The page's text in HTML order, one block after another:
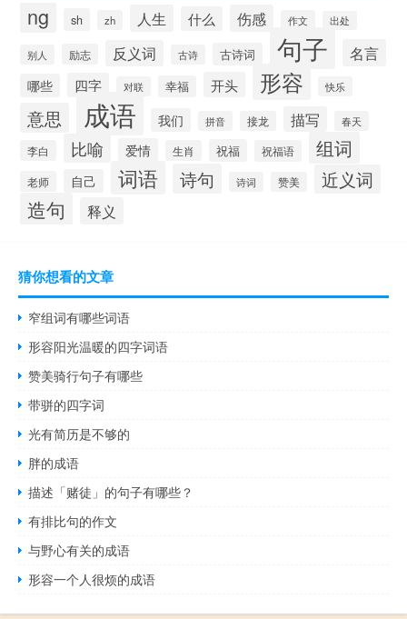
ng sh zh 人生 什么 伤感 作文 出处
别人 励志 反义词 古诗 古诗词 句子 名言
哪些 四字 对联 幸福 开头 形容 快乐
意思 成语 我们 拼音 接龙 描写 春天
李白 比喻 爱情 生肖 祝福 祝福语 组词
老师 自己 词语 诗句 诗词 赞美 近义词
造句 释义
猜你想看的文章
窄组词有哪些词语
形容阳光温暖的四字词语
赞美骑行句子有哪些
带骈的四字词
光有简历是不够的
胖的成语
描述「赌徒」的句子有哪些？
有排比句的作文
与野心有关的成语
形容一个人很烦的成语